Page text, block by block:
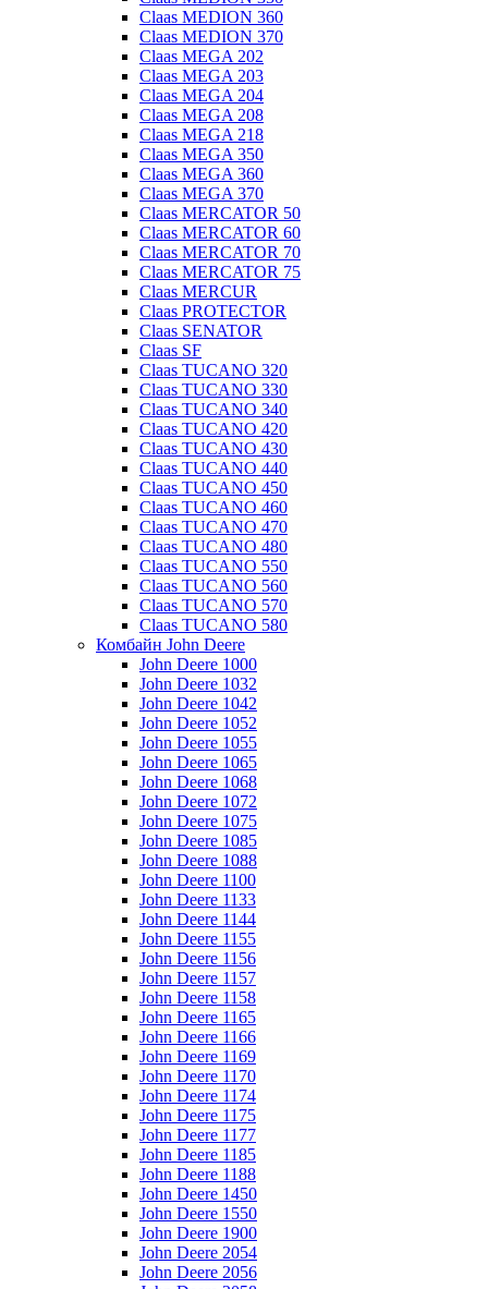
Claas MEDION 360
Claas MEDION 370
Claas MEGA 202
Claas MEGA 203
Claas MEGA 204
Claas MEGA 208
Claas MEGA 218
Claas MEGA 350
Claas MEGA 360
Claas MEGA 370
Claas MERCATOR 50
Claas MERCATOR 60
Claas MERCATOR 70
Claas MERCATOR 75
Claas MERCUR
Claas PROTECTOR
Claas SENATOR
Claas SF
Claas TUCANO 320
Claas TUCANO 330
Claas TUCANO 340
Claas TUCANO 420
Claas TUCANO 430
Claas TUCANO 440
Claas TUCANO 450
Claas TUCANO 460
Claas TUCANO 470
Claas TUCANO 480
Claas TUCANO 550
Claas TUCANO 560
Claas TUCANO 570
Claas TUCANO 580
Комбайн John Deere
John Deere 1000
John Deere 1032
John Deere 1042
John Deere 1052
John Deere 1055
John Deere 1065
John Deere 1068
John Deere 1072
John Deere 1075
John Deere 1085
John Deere 1088
John Deere 1100
John Deere 1133
John Deere 1144
John Deere 1155
John Deere 1156
John Deere 1157
John Deere 1158
John Deere 1165
John Deere 1166
John Deere 1169
John Deere 1170
John Deere 1174
John Deere 1175
John Deere 1177
John Deere 1185
John Deere 1188
John Deere 1450
John Deere 1550
John Deere 1900
John Deere 2054
John Deere 2056